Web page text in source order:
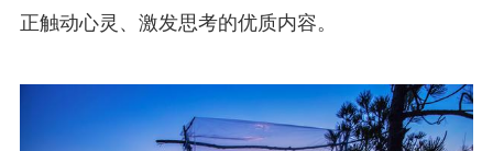
正触动心灵、激发思考的优质内容。